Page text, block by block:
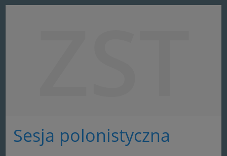
Sesja polonistyczna